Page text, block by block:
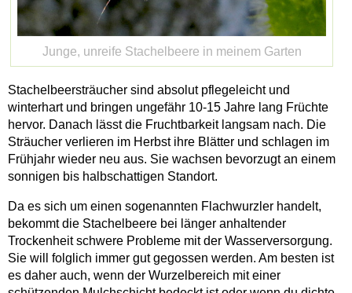
Junge, unreife Stachelbeere in meinem Garten
Stachelbeersträucher sind absolut pflegeleicht und
winterhart und bringen ungefähr 10-15 Jahre lang Früchte
hervor. Danach lässt die Fruchtbarkeit langsam nach. Die
Sträucher verlieren im Herbst ihre Blätter und schlagen im
Frühjahr wieder neu aus. Sie wachsen bevorzugt an einem
sonnigen bis halbschattigen Standort.
Da es sich um einen sogenannten Flachwurzler handelt,
bekommt die Stachelbeere bei länger anhaltender
Trockenheit schwere Probleme mit der Wasserversorgung.
Sie will folglich immer gut gegossen werden. Am besten ist
es daher auch, wenn der Wurzelbereich mit einer